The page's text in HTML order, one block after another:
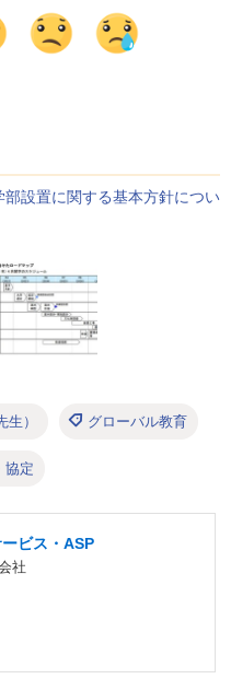
設置に関する基本方針につい
生） グローバル教育
協定
ビス・ASP
社